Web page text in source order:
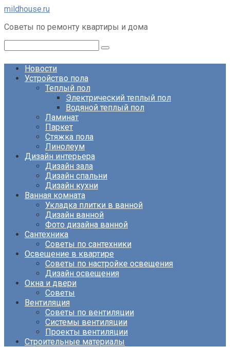
Перейти
контенту
mildhouse.ru
Советы по ремонту квартиры и дома
Новости
Устройство пола
Теплый пол
Электрический теплый пол
Водяной теплый пол
Ламинат
Паркет
Стяжка пола
Линолеум
Дизайн интерьера
Дизайн зала
Дизайн спальни
Дизайн кухни
Ванная комната
Укладка плитки в ванной
Дизайн ванной
Фото дизайна ванной
Сантехника
Советы по сантехники
Освещение в квартире
Советы по настройке освещения
Дизайн освещения
Окна и двери
Советы
Вентиляция
Советы по вентиляции
Системы вентиляции
Проекты вентиляции
Строительные материалы